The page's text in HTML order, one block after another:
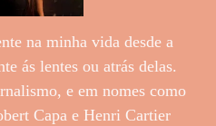
na minha vida desde a
ás lentes ou atrás delas.
e em nomes como
Capa e Henri Cartier